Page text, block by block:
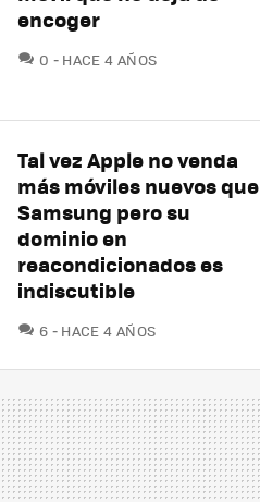
encoger
0 COMENTARIOS
HACE 4 AÑOS
Tal vez Apple no venda
más móviles nuevos que
Samsung pero su
dominio en
reacondicionados es
indiscutible
6 COMENTARIOS
HACE 4 AÑOS